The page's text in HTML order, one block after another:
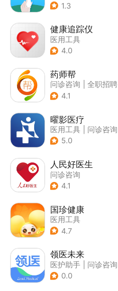
1.3
健康追踪仪
医用工具
4.0
药师帮
问诊咨询
全职招聘
4.1
曜影医疗
医用工具
问诊咨询
| 医护助手
5.0
人民好医生
问诊咨询
4.1
国珍健康
医用工具
4.7
领医未来
医护助手
问诊咨询
0.0